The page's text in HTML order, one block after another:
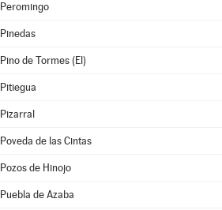
Peromingo
Pinedas
Pino de Tormes (El)
Pitiegua
Pizarral
Poveda de las Cintas
Pozos de Hinojo
Puebla de Azaba